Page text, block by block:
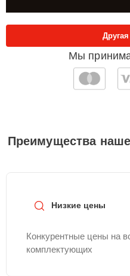
Мы
Преимущества
Низкие цены
Конкурентные цены на
комплектующих